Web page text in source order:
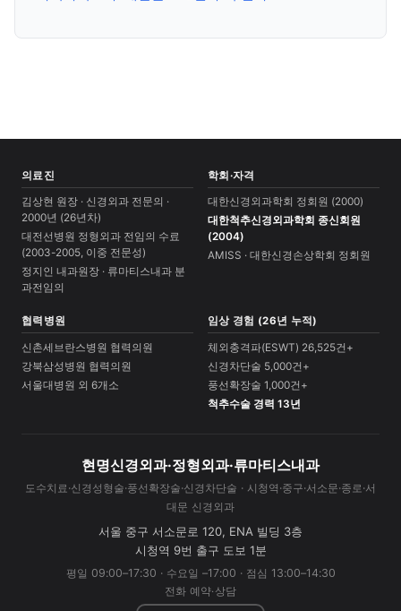
의료진
김상현 원장 · 신경외과 전문의 ·
2000년 (26년차)
대전선병원 정형외과 전임의 수료
(2003-2005, 이중 전문성)
정지인 내과원장 · 류마티스내과 분
과전임의
학회·자격
대한신경외과학회 정회원 (2000)
대한척추신경외과학회 종신회원
(2004)
AMISS · 대한신경손상학회 정회원
협력병원
신촌세브란스병원 협력의원
강북삼성병원 협력의원
서울대병원 외 6개소
임상 경험 (26년 누적)
체외충격파(ESWT) 26,525건+
신경차단술 5,000건+
풍선확장술 1,000건+
척추수술 경력 13년
현명신경외과·정형외과·류마티스내과
도수치료·신경성형술·풍선확장술·신경차단술 · 시청역·중구·서소문·종로·서
대문 신경외과
서울 중구 서소문로 120, ENA 빌딩 3층
시청역 9번 출구 도보 1분
평일 09:00–17:30 · 수요일 –17:00 · 점심 13:00–14:30
전화 예약·상담